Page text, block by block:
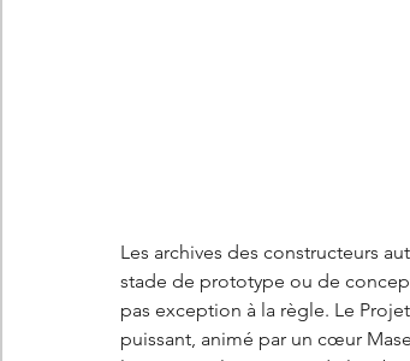
Les archives des constructeurs
stade de prototype ou de
pas exception à la règle. Le
puissant, animé par un cœur